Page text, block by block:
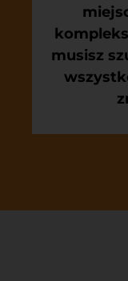
musisz